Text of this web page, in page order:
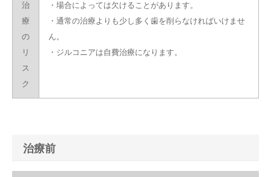
治
療
の
リ
ス
ク
・場合によっては欠けることがあります。
・通常の治療よりも少し多く歯を削らなければいけませ
ん。
・ジルコニアは自費治療になります。
治療前